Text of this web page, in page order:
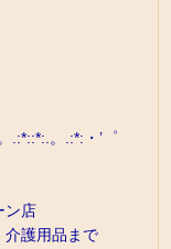
.:*::*:.。.:*:・’゜
ン店
介護用品まで